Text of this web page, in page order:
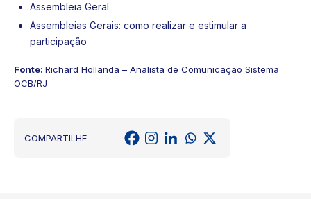
Assembleia Geral
Assembleias Gerais: como realizar e estimular a
participação
Fonte: Richard Hollanda – Analista de Comunicação Sistema
OCB/RJ
COMPARTILHE